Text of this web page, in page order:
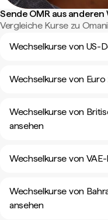
Sende OMR aus
Vergleiche Kurse zu
Wechselkurse von US-
Wechselkurse von Euro
Wechselkurse von
ansehen
Wechselkurse von
Wechselkurse von
ansehen